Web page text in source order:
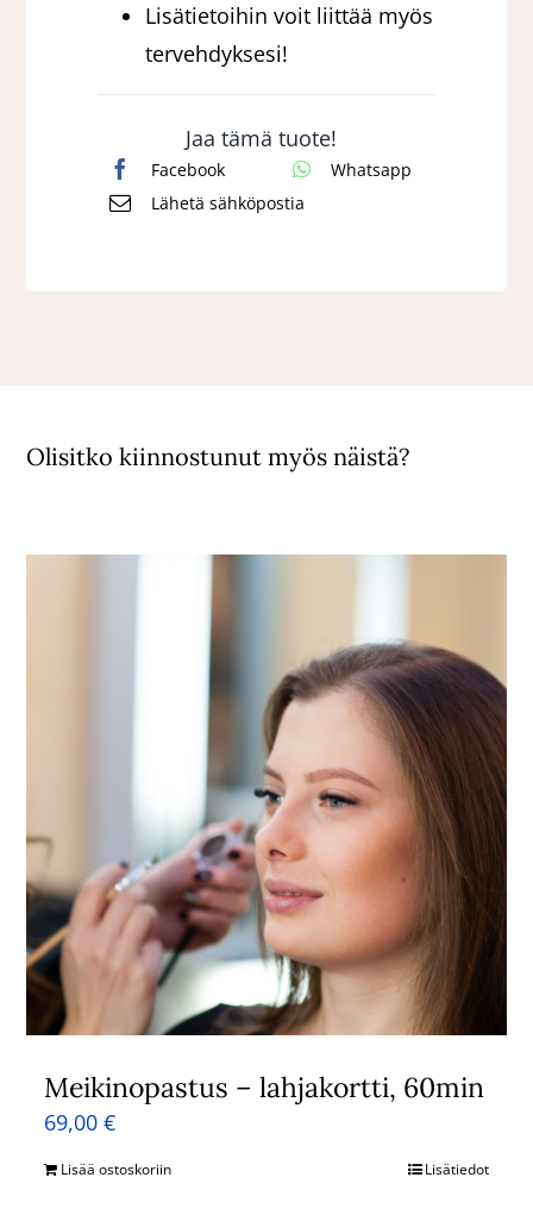
Lisätietoihin voit liittää myös
tervehdyksesi!
Jaa tämä tuote!
Facebook
Whatsapp
Lähetä sähköpostia
Olisitko kiinnostunut myös näistä?
Meikinopastus – lahjakortti, 60min
69,00€
Lisää ostoskoriin Lisätiedot